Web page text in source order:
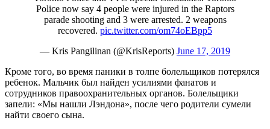
Police now say 4 people were injured in the Raptors
parade shooting and 3 were arrested. 2 weapons
recovered. pic.twitter.com/om74oEBpp5
— Kris Pangilinan (@KrisReports) June 17, 2019
Кроме того, во время паники в толпе болельщиков потерялся
ребенок. Мальчик был найден усилиями фанатов и
сотрудников правоохранительных органов. Болельщики
запели: «Мы нашли Лэндона», после чего родители сумели
найти своего сына.